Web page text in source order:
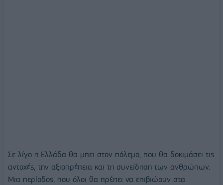
Σε λίγο η Ελλάδα θα μπει στον πόλεμο, που θα δοκιμάσει τις
αντοχές, την αξιοπρέπεια και τη συνείδηση των ανθρώπων.
Μια περίοδος, που όλοι θα πρέπει να επιβιώουν στα